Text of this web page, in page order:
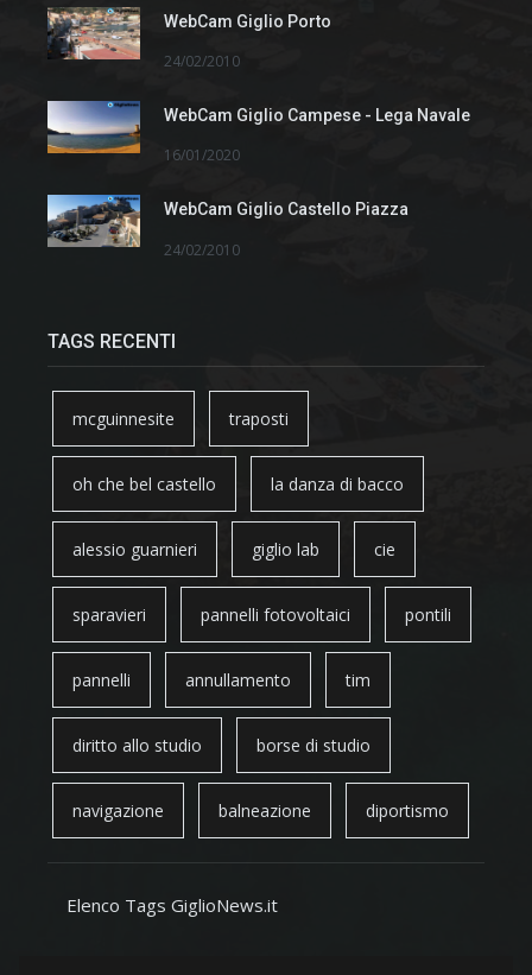
WebCam Giglio Porto
24/02/2010
WebCam Giglio Campese - Lega Navale
16/01/2020
WebCam Giglio Castello Piazza
24/02/2010
TAGS RECENTI
mcguinnesite traposti
oh che bel castello la danza di bacco
alessio guarnieri giglio lab cie
sparavieri pannelli fotovoltaici pontili
pannelli annullamento tim
diritto allo studio borse di studio
navigazione balneazione diportismo
Elenco Tags GiglioNews.it